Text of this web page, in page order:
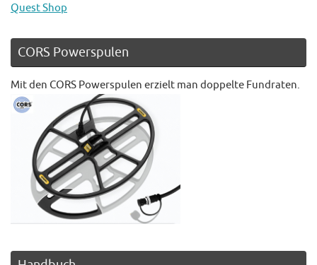
Quest Shop
CORS Powerspulen
Mit den CORS Powerspulen erzielt man doppelte Fundraten.